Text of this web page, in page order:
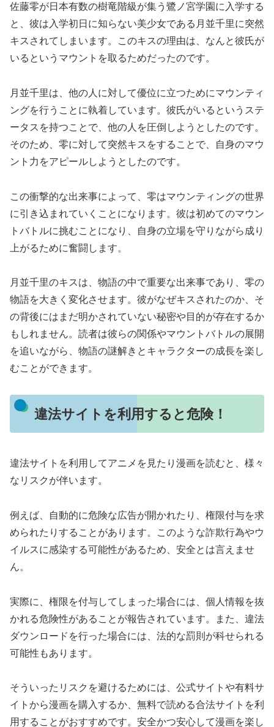
佐藤零が日本有数の樹竜階級が集う鷺ノ宮学園に入学する
と、彼は入学初日に知らない美少女である月並千里に突然
キスされてしまいます。このキスの理由は、なんと彼氏が
いるというマウントを取るためだったのです。
月並千里は、他の人に対して優位に立つためにマウンティ
ングを行うことに執着しています。彼氏がいるというステ
ータスを持つことで、他の人を圧倒しようとしたのです。
そのため、零に対して突然キスをすることで、自身のマウ
ント力をアピールしようとしたのです。
この衝撃的な出来事によって、零はマウンティングの世界
に引き込まれていくことになります。彼は初めてのマウン
トバトルに挑むことになり、自身の立場を守りながら成り
上がるために奮闘します。
月並千里のキスは、物語の中で重要な出来事であり、零の
物語を大きく変化させます。彼がなぜキスされたのか、そ
の背後にはまだ明かされていない秘密や目的が存在するか
もしれません。読者は彼らの関係やマウントバトルの展開
を追いながら、物語の謎解きとキャラクターの成長を楽し
むことができます。
違法サイトを利用すると危険！
違法サイトを利用してアニメを見たり漫画を読むと、様々
なリスクが伴います。
例えば、自動的に危険な広告が開かれたり、権限付与を求
められたりすることがあります。このような詐欺行為やウ
イルスに感染する可能性があるため、安全とは言えませ
ん。
実際に、権限を付与してしまった場合には、個人情報を抜
かれる危険性があることが報告されています。また、違法
ダウンロードを行った場合には、法的な罰則が科せられる
可能性もあります。
そういったリスクを避けるためには、公式サイトや有料サ
イトから漫画を購入するか、無料で読める合法サイトを利
用することがおすすめです。安全かつ安心して漫画を楽し